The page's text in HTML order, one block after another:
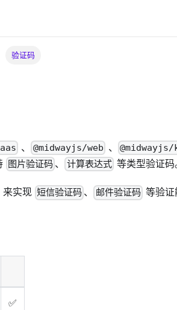
验证码
、 @midwayjs/web 、 @midwayjs/
图片验证码 、 计算表达式 等类型验证码
来实现 短信验证码 、 邮件验证码 等验
✅